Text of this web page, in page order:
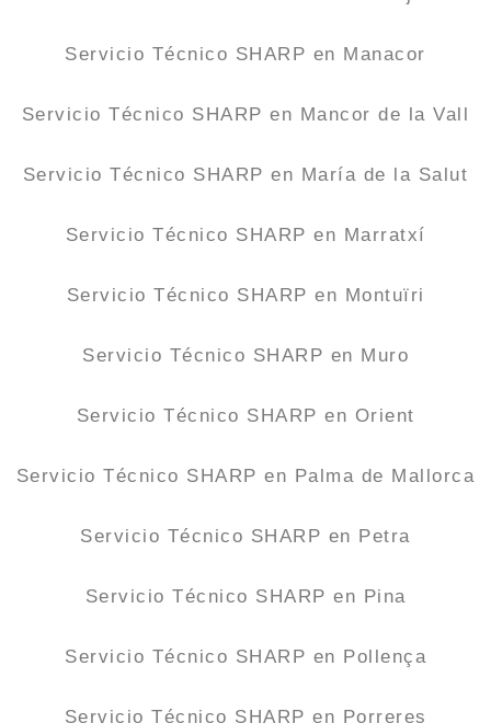
Servicio Técnico SHARP en Manacor
Servicio Técnico SHARP en Mancor de la Vall
Servicio Técnico SHARP en María de la Salut
Servicio Técnico SHARP en Marratxí
Servicio Técnico SHARP en Montuïri
Servicio Técnico SHARP en Muro
Servicio Técnico SHARP en Orient
Servicio Técnico SHARP en Palma de Mallorca
Servicio Técnico SHARP en Petra
Servicio Técnico SHARP en Pina
Servicio Técnico SHARP en Pollença
Servicio Técnico SHARP en Porreres